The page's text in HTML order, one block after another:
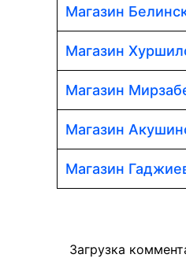
Магазин
Магазин
Магазин
Магазин
Магазин
Загрузка